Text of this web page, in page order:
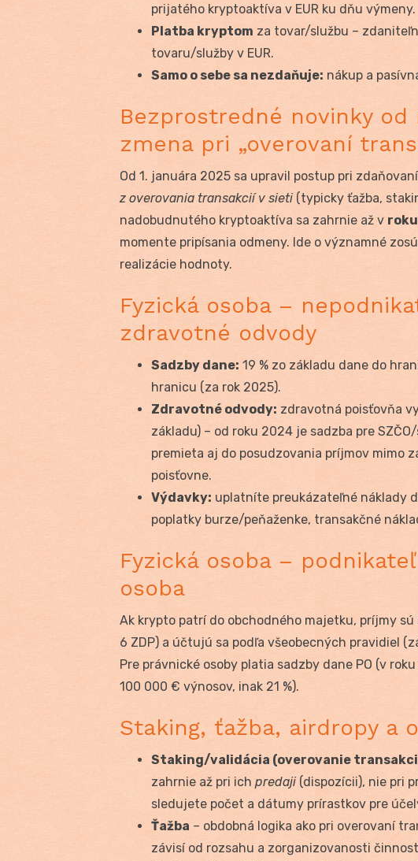
prijatého kryptoaktíva v EUR ku dňu výmeny.
Platba kryptom za tovar/službu –
tovaru/služby v EUR.
Samo o sebe sa nezdaňuje: nákup a
Bezprostredné novinky
zmena pri „overovaní
Od 1. januára 2025 sa upravil postup pri
z overovania transakcií v sieti (typicky ťažba,
nadobudnutého kryptoaktíva sa zahrnie až v
momente pripísania odmeny. Ide o významné
realizácie hodnoty.
Fyzická osoba –
zdravotné odvody
Sadzby dane: 19 % zo základu dane do
hranicu (za rok 2025).
Zdravotné odvody: zdravotná poisťovňa
základu) – od roku 2024 je sadzba pre
premieta aj do posudzovania príjmov mimo
poisťovne.
Výdavky: uplatníte preukázateľné náklady
poplatky burze/peňaženke, transakčné
Fyzická osoba –
osoba
Ak krypto patrí do obchodného majetku, príjmy
6 ZDP) a účtujú sa podľa všeobecných pravidiel
Pre právnické osoby platia sadzby dane PO (v
100 000 € výnosov, inak 21 %).
Staking, ťažba, airdropy a
Staking/validácia (overovanie
zahrnie až pri ich predaji (dispozícii), nie pri
sledujete počet a dátumy prírastkov pre
Ťažba – obdobná logika ako pri overovaní
závisí od rozsahu a zorganizovanosti